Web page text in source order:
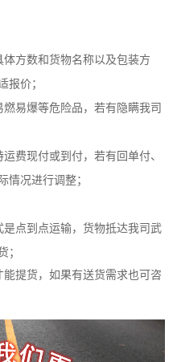
方数和货物名称以及包装方
报价；
易爆等危险品，若有隐瞒我司
费现付或到付，若有回单付、
情况进行调整；
点到点运输，货物抵达我司武
；
提货，如果有送货需求也可咨